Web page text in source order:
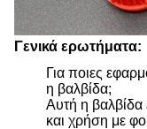
Γενικά ερωτήματα:
Για ποιες
η βαλβίδα;
Αυτή η βαλβίδα
και χρήση με